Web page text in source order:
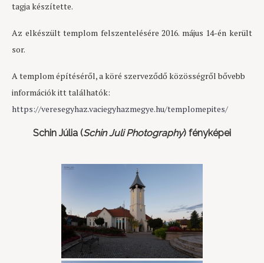
tagja készítette.
Az elkészült templom felszentelésére 2016. május 14-én került
sor.
A templom építéséről, a köré szerveződő közösségről bővebb
információk itt találhatók:
https://veresegyhaz.vaciegyhazmegye.hu/templomepites/
Schin Júlia (Schin Juli Photography) fényképei